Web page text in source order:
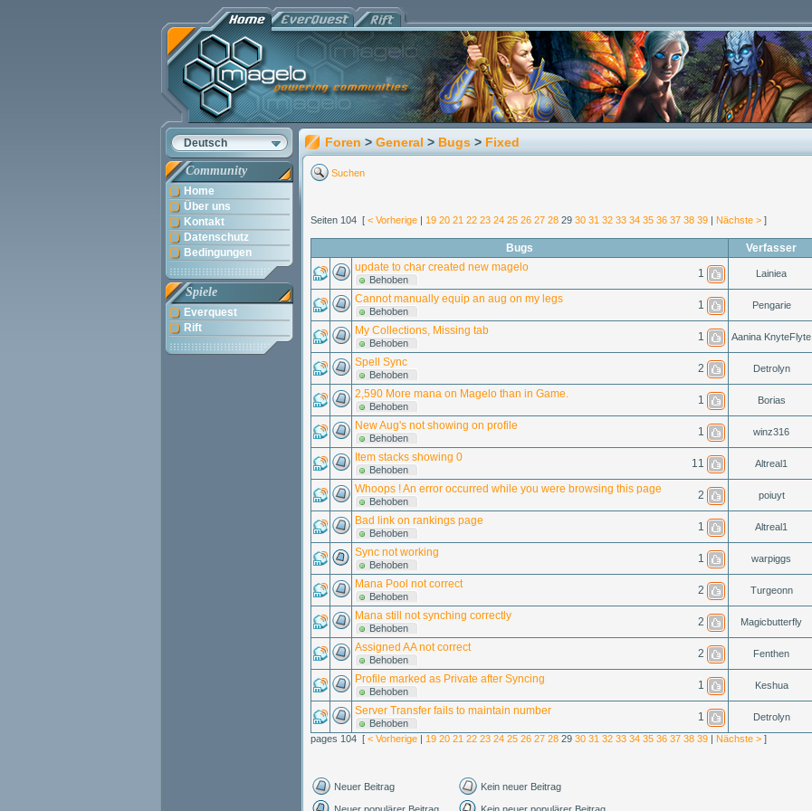
Deutsch
Community
Home
Über uns
Kontakt
Datenschutz
Bedingungen
Spiele
Everquest
Rift
Foren > General > Bugs > Fixed
Suchen
Seiten 104 [ < Vorherige | 19 20 21 22 23 24 25 26 27 28 29 30 31 32 33 34 35 36 37 38 39 | Nächste > ]
Bugs Verfasser
update to char created new magelo
1
Behoben
Lainiea
Cannot manually equip an aug on my legs 1
Behoben
Pengarie
My Collections, Missing tab 1
Behoben
Aanina KnyteFlyte
Spell Sync 2
Behoben
Detrolyn
2,590 More mana on Magelo than in Game. 1
Behoben
Borias
New Aug's not showing on profile 1
Behoben
winz316
Item stacks showing 0 11
Behoben
Altreal1
Whoops ! An error occurred while you were browsing this page 2
Behoben
poiuyt
Bad link on rankings page 1
Behoben
Altreal1
Sync not working 1
Behoben
warpiggs
Mana Pool not correct 2
Behoben
Turgeonn
Mana still not synching correctly 2
Behoben
Magicbutterfly
Assigned AA not correct 2
Behoben
Fenthen
Profile marked as Private after Syncing 1
Behoben
Keshua
Server Transfer fails to maintain number 1
Behoben
Detrolyn
pages 104 [ < Vorherige | 19 20 21 22 23 24 25 26 27 28 29 30 31 32 33 34 35 36 37 38 39 | Nächste > ]
Neuer Beitrag Kein neuer Beitrag